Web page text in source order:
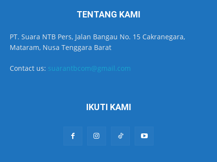
TENTANG KAMI
PT. Suara NTB Pers, Jalan Bangau No. 15 Cakranegara,
Mataram, Nusa Tenggara Barat
Contact us: suarantbcom@gmail.com
IKUTI KAMI